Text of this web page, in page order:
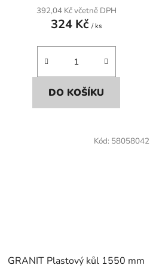
392,04 Kč včetně DPH
324 Kč/ ks
DO KOŠÍKU
GRANIT Plastový kůl 1550 mm
Kód: 58058042